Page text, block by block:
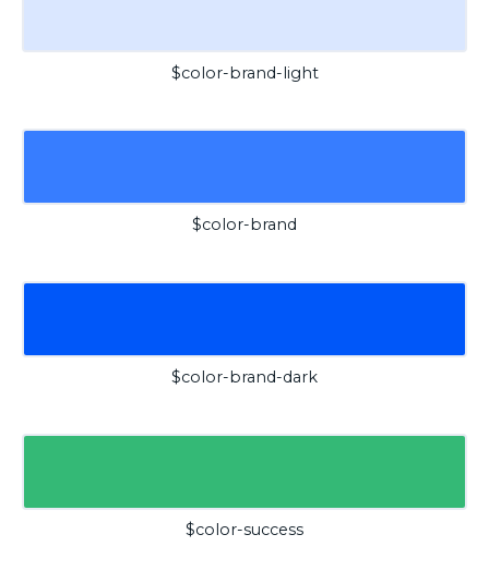
$color-brand-light
$color-brand
$color-brand-dark
$color-success